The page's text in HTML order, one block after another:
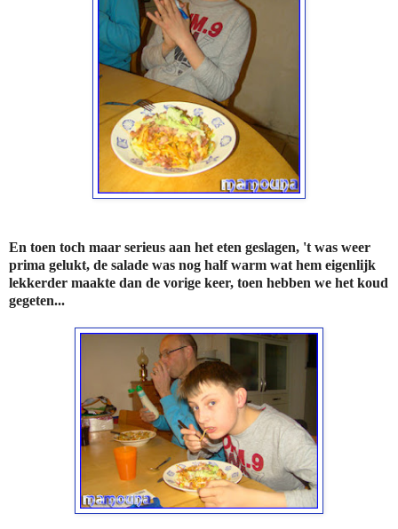
En toen toch maar serieus aan het eten geslagen, 't was weer
prima gelukt, de salade was nog half warm wat hem eigenlijk
lekkerder maakte dan de vorige keer, toen hebben we het koud
gegeten...